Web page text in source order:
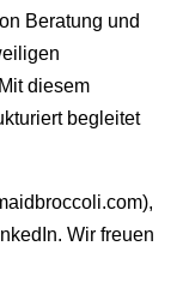
Beratung und
diesem
begleitet
Wir freuen